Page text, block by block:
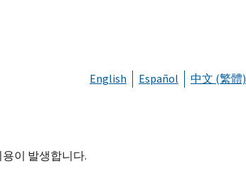
English Español 中文 (繁體)
이 발생합니다.